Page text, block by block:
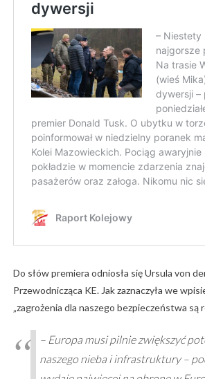
Do słów premiera odniosła się Ursula von
Przewodnicząca KE. Jak zaznaczyła we
„zagrożenia dla naszego bezpieczeństwa są
– Europa musi pilnie zwiększyć
naszego nieba i infrastruktury –